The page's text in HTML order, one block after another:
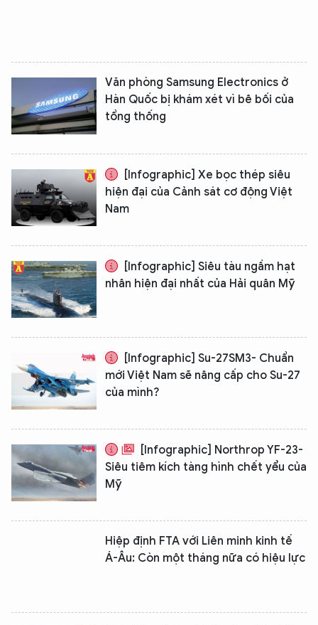
Văn phòng Samsung Electronics ở
Hàn Quốc bị khám xét vì bê bối của
tổng thống
[Infographic] Xe bọc thép siêu
hiện đại của Cảnh sát cơ động Việt
Nam
[Infographic] Siêu tàu ngầm hạt
nhân hiện đại nhất của Hải quân Mỹ
[Infographic] Su-27SM3- Chuẩn
mới Việt Nam sẽ nâng cấp cho Su-27
của mình?
[Infographic] Northrop YF-23-
Siêu tiêm kích tàng hình chết yểu của
Mỹ
Hiệp định FTA với Liên minh kinh tế
Á-Âu: Còn một tháng nữa có hiệu lực